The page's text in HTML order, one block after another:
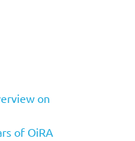
on
of OiRA